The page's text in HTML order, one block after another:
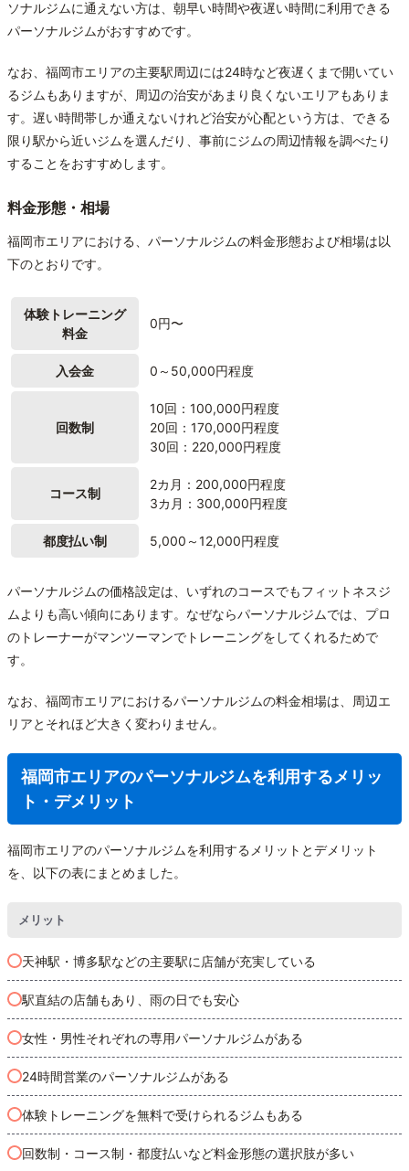
ソナルジムに通えない方は、朝早い時間や夜遅い時間に利用できる
パーソナルジムがおすすめです。
なお、福岡市エリアの主要駅周辺には24時など夜遅くまで開いてい
るジムもありますが、周辺の治安があまり良くないエリアもありま
す。遅い時間帯しか通えないけれど治安が心配という方は、できる
限り駅から近いジムを選んだり、事前にジムの周辺情報を調べたり
することをおすすめします。
料金形態・相場
福岡市エリアにおける、パーソナルジムの料金形態および相場は以
下のとおりです。
体験トレーニング
料金
0円〜
入会金 0～50,000円程度
回数制
10回：100,000円程度
20回：170,000円程度
30回：220,000円程度
コース制
2カ月：200,000円程度
3カ月：300,000円程度
都度払い制 5,000～12,000円程度
パーソナルジムの価格設定は、いずれのコースでもフィットネスジ
ムよりも高い傾向にあります。なぜならパーソナルジムでは、プロ
のトレーナーがマンツーマンでトレーニングをしてくれるためで
す。
なお、福岡市エリアにおけるパーソナルジムの料金相場は、周辺エ
リアとそれほど大きく変わりません。
福岡市エリアのパーソナルジムを利用するメリッ
ト・デメリット
福岡市エリアのパーソナルジムを利用するメリットとデメリット
を、以下の表にまとめました。
メリット
天神駅・博多駅などの主要駅に店舗が充実している
駅直結の店舗もあり、雨の日でも安心
女性・男性それぞれの専用パーソナルジムがある
24時間営業のパーソナルジムがある
体験トレーニングを無料で受けられるジムもある
回数制・コース制・都度払いなど料金形態の選択肢が多い